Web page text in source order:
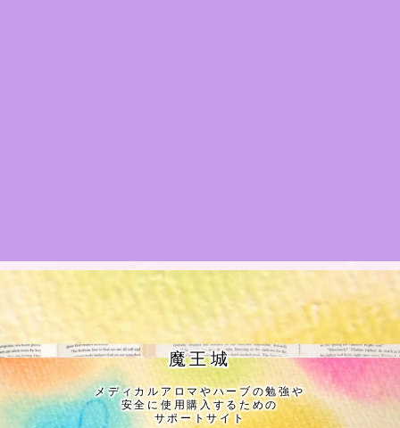
公式ウェブサイト『Botanical Study』
Cジャスミン瑠璃地楽の主な活動先リンク集
プロフィール
魔王城
メディカルアロマやハーブの勉強や
安全に使用購入するための
サポートサイト